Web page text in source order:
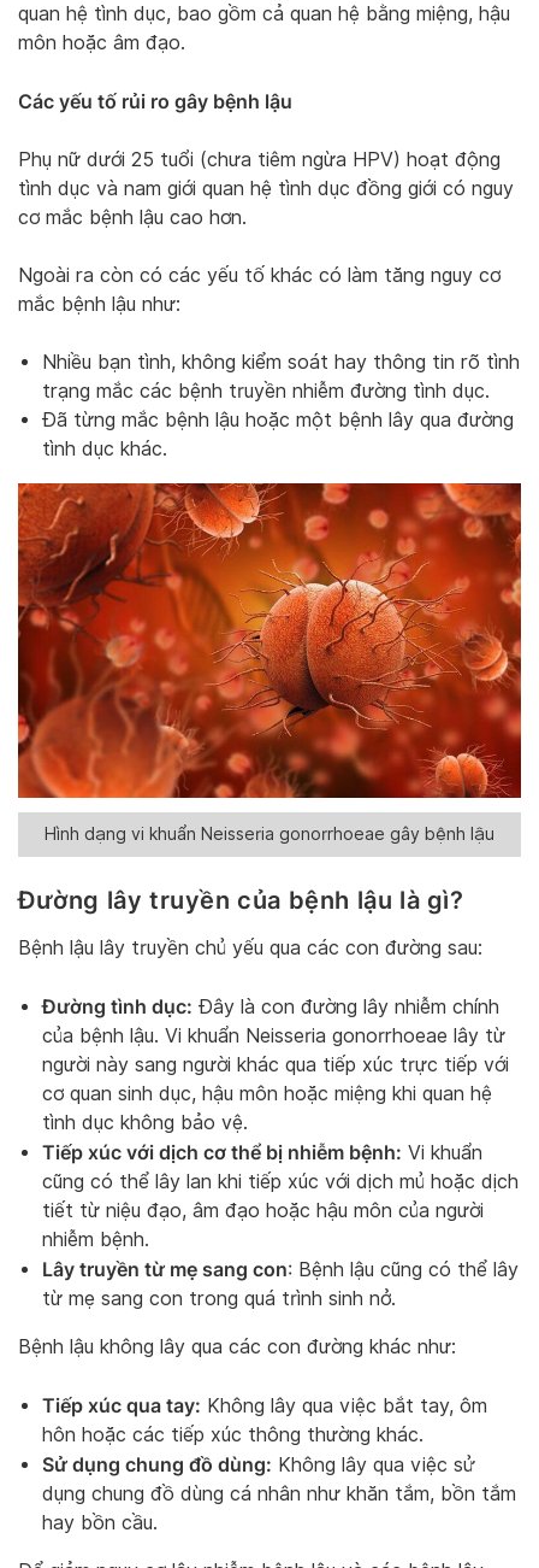
quan hệ tình dục, bao gồm cả quan hệ bằng miệng, hậu
môn hoặc âm đạo.
Các yếu tố rủi ro gây bệnh lậu
Phụ nữ dưới 25 tuổi (chưa tiêm ngừa HPV) hoạt động
tình dục và nam giới quan hệ tình dục đồng giới có nguy
cơ mắc bệnh lậu cao hơn.
Ngoài ra còn có các yếu tố khác có làm tăng nguy cơ
mắc bệnh lậu như:
Nhiều bạn tình, không kiểm soát hay thông tin rõ tình
trạng mắc các bệnh truyền nhiễm đường tình dục.
Đã từng mắc bệnh lậu hoặc một bệnh lây qua đường
tình dục khác.
Hình dạng vi khuẩn Neisseria gonorrhoeae gây bệnh lậu
Đường lây truyền của bệnh lậu là gì?
Bệnh lậu lây truyền chủ yếu qua các con đường sau:
Đường tình dục: Đây là con đường lây nhiễm chính
của bệnh lậu. Vi khuẩn Neisseria gonorrhoeae lây từ
người này sang người khác qua tiếp xúc trực tiếp với
cơ quan sinh dục, hậu môn hoặc miệng khi quan hệ
tình dục không bảo vệ.
Tiếp xúc với dịch cơ thể bị nhiễm bệnh: Vi khuẩn
cũng có thể lây lan khi tiếp xúc với dịch mủ hoặc dịch
tiết từ niệu đạo, âm đạo hoặc hậu môn của người
nhiễm bệnh.
Lây truyền từ mẹ sang con: Bệnh lậu cũng có thể lây
từ mẹ sang con trong quá trình sinh nở.
Bệnh lậu không lây qua các con đường khác như:
Tiếp xúc qua tay: Không lây qua việc bắt tay, ôm
hôn hoặc các tiếp xúc thông thường khác.
Sử dụng chung đồ dùng: Không lây qua việc sử
dụng chung đồ dùng cá nhân như khăn tắm, bồn tắm
hay bồn cầu.